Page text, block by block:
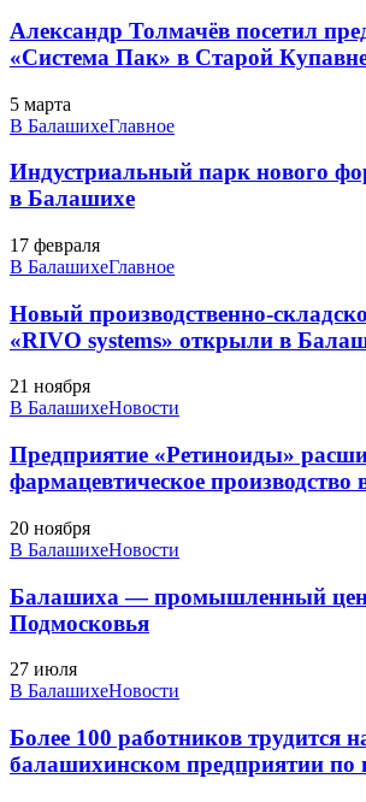
Александр Толмачёв посетил
«Система Пак» в Старой
5 марта
В БалашихеГлавное
Индустриальный парк нового
в Балашихе
17 февраля
В БалашихеГлавное
Новый производственно-
«RIVO systems» открыли в
21 ноября
В БалашихеНовости
Предприятие «Ретиноиды»
фармацевтическое
20 ноября
В БалашихеНовости
Балашиха — промышленный
Подмосковья
27 июля
В БалашихеНовости
Более 100 работников трудится
балашихинском предприятии по